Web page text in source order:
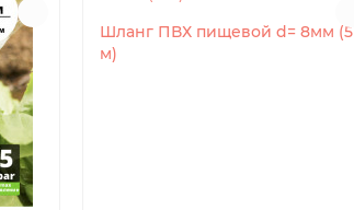
Шланг ПВХ пищевой d= 8мм (5
м)